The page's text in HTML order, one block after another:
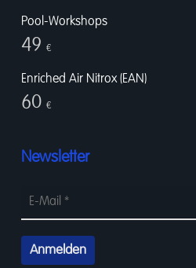
Pool-Workshops
49 €
Enriched Air Nitrox (EAN)
60 €
Newsletter